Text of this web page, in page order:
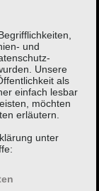
und
Unsere
als
einfach lesbar
möchten
erläutern.
unter